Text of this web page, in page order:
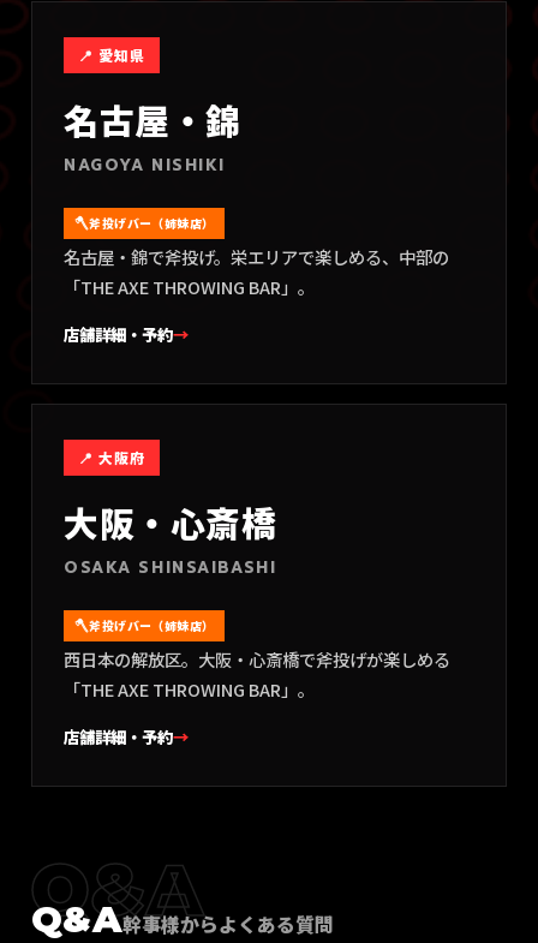
📍 愛知県
名古屋・錦
NAGOYA NISHIKI
斧投げバー（姉妹店）
名古屋・錦で斧投げ。栄エリアで楽しめる、中部の
「THE AXE THROWING BAR」。
店舗詳細・予約→
📍 大阪府
大阪・心斎橋
OSAKA SHINSAIBASHI
斧投げバー（姉妹店）
西日本の解放区。大阪・心斎橋で斧投げが楽しめる
「THE AXE THROWING BAR」。
店舗詳細・予約→
Q&A
Q&A幹事様からよくある質問